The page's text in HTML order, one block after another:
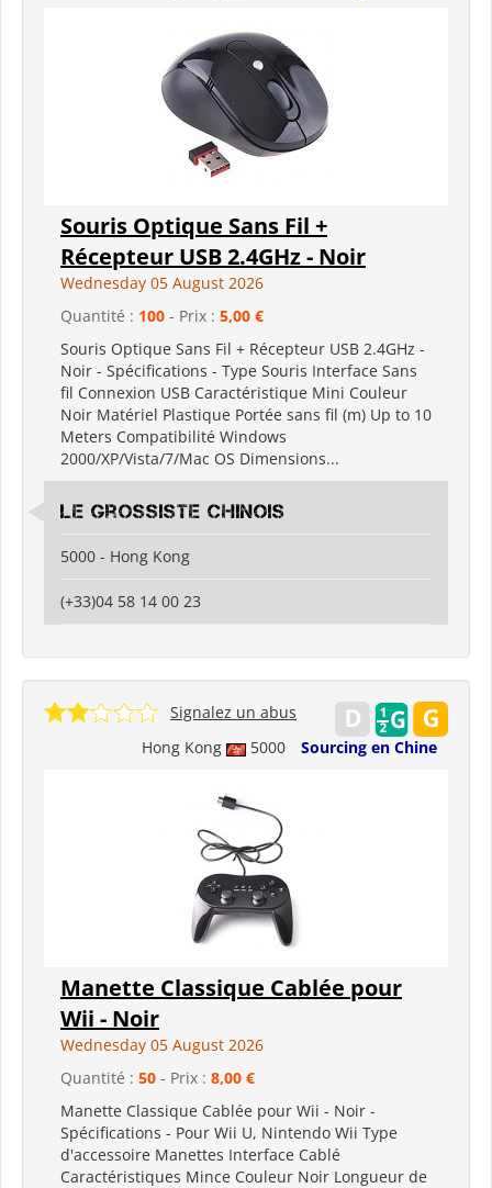
Souris Optique Sans Fil +
Récepteur USB 2.4GHz - Noir
Wednesday 05 August 2026
Quantité : 100 - Prix : 5,00 €
Souris Optique Sans Fil + Récepteur USB 2.4GHz -
Noir - Spécifications - Type Souris Interface Sans
fil Connexion USB Caractéristique Mini Couleur
Noir Matériel Plastique Portée sans fil (m) Up to 10
Meters Compatibilité Windows
2000/XP/Vista/7/Mac OS Dimensions...
Le grossiste chinois
5000 - Hong Kong
(+33)04 58 14 00 23
Hong Kong 5000 Sourcing en Chine
Signalez un abus
Manette Classique Cablée pour
Wii - Noir
Wednesday 05 August 2026
Quantité : 50 - Prix : 8,00 €
Manette Classique Cablée pour Wii - Noir -
Spécifications - Pour Wii U, Nintendo Wii Type
d'accessoire Manettes Interface Cablé
Caractéristiques Mince Couleur Noir Longueur de